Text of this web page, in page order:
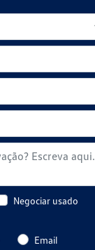
Negociar usado
Email